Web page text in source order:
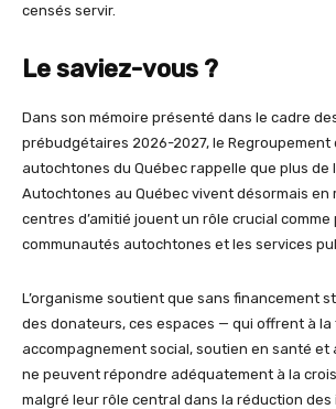
censés servir.
Le saviez-vous ?
Dans son mémoire présenté dans le cadre
prébudgétaires 2026-2027, le Regroupement
autochtones du Québec rappelle que plus de
Autochtones au Québec vivent désormais en
centres d’amitié jouent un rôle crucial
communautés autochtones et les services
L’organisme soutient que sans financement
des donateurs, ces espaces — qui offrent à la
accompagnement social, soutien en santé et
ne peuvent répondre adéquatement à la
malgré leur rôle central dans la réduction des